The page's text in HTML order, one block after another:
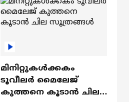
മിനിറ്റുകൾക്കകം
ടൂവീലർ മൈലേജ്
കുത്തനെ കൂടാൻ ചില